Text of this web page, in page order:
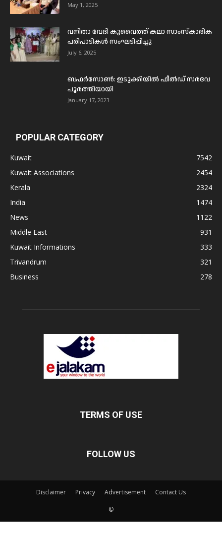
May 1, 2025
വനിതാ വേദി കുവൈത്ത് കലാ സാംസ്കാരിക
പരിപാടികൾ സംഘടിപ്പിച്ചു
July 6, 2025
ബഫര്‍സോണ്‍: ഇടുക്കിയില്‍ ഫീല്‍ഡ് സര്‍വേ
പൂര്‍ത്തിയായി
January 17, 2023
POPULAR CATEGORY
Kuwait
7542
Kuwait Associations
2454
Kerala
2324
India
1474
News
1122
Middle East
931
Kuwait Informations
333
Trivandrum
321
Business
278
TERMS OF USE
FOLLOW US
Disclaimer Privacy Advertisement Contact Us
©